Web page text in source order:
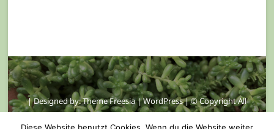
| Designed by:Theme Freesia|WordPress| © Copyright All